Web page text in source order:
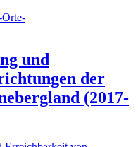
Orte-
und
der
(2017-